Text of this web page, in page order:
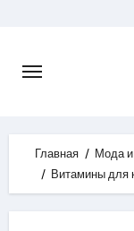
content
Главная
Мода и
Витамины для